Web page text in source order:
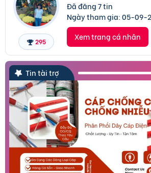
295
Đã đăng 7 tin
Ngày tham gia:05-09-
Xem trang cá nhân
Tin tài trợ